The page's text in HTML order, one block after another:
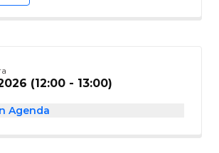
(12:00 - 13:00)
Agenda